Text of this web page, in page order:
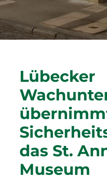
Lübecker
das St.
Museum